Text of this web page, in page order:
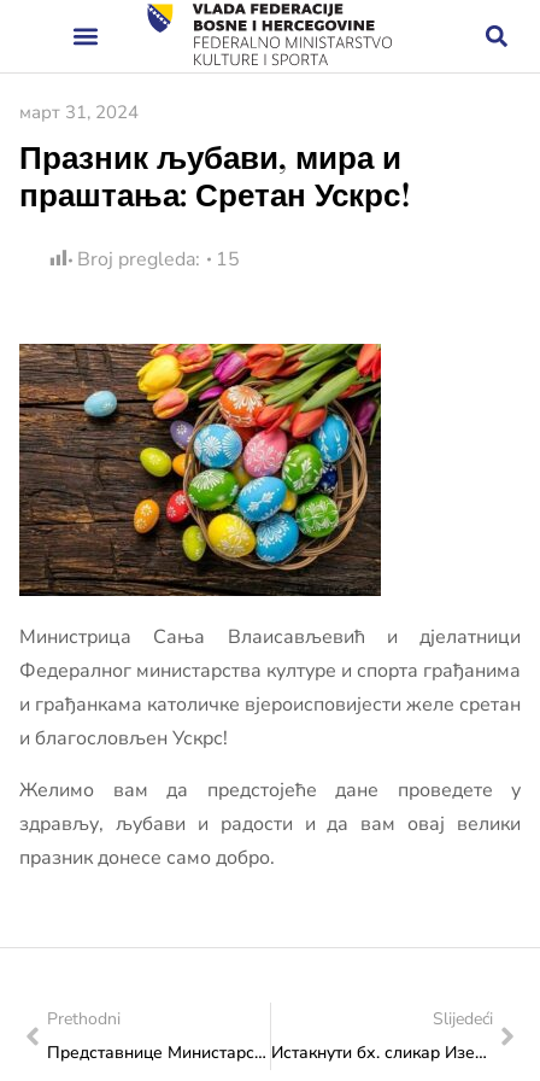
март 31, 2024
Празник љубави, мира и
праштања: Сретан Ускрс!
Broj pregleda: 15
Министрица Сања Влаисављевић и дјелатници
Федералног министарства културе и спорта грађанима
и грађанкама католичке вјероисповијести желе сретан
и благословљен Ускрс!
Желимо вам да предстојеће дане проведете у
здрављу, љубави и радости и да вам овај велики
празник донесе само добро.
Prethodni
Представнице Министарства на стручном семинару „Управљање ризицима у Јавном сектору у ФБиХ и улога интерне ревизије“
Slijedeći
Истакнути бх. сликар Изет Алечковић у посјети Федералном министарству културе и спорта